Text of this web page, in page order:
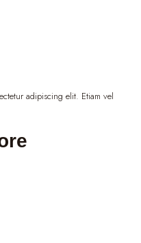
adipiscing elit. Etiam vel